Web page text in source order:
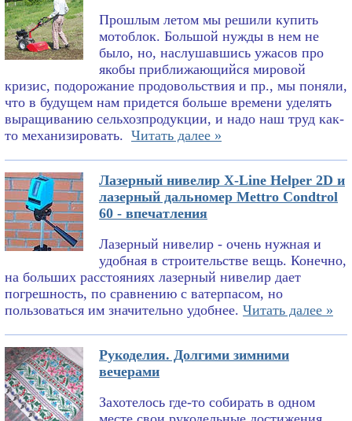
Прошлым летом мы решили купить
мотоблок. Большой нужды в нем не
было, но, наслушавшись ужасов про
якобы приближающийся мировой
кризис, подорожание продовольствия и пр., мы поняли,
что в будущем нам придется больше времени уделять
выращиванию сельхозпродукции, и надо наш труд как-
то механизировать. Читать далее »
Лазерный нивелир X-Line Helper 2D и
лазерный дальномер Mettro Condtrol
60 - впечатления
Лазерный нивелир - очень нужная и
удобная в строительстве вещь. Конечно,
на больших расстояниях лазерный нивелир дает
погрешность, по сравнению с ватерпасом, но
пользоваться им значительно удобнее. Читать далее »
Рукоделия. Долгими зимними
вечерами
Захотелось где-то собирать в одном